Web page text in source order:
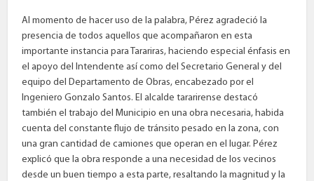
Al momento de hacer uso de la palabra, Pérez agradeció la
presencia de todos aquellos que acompañaron en esta
importante instancia para Tarariras, haciendo especial énfasis en
el apoyo del Intendente así como del Secretario General y del
equipo del Departamento de Obras, encabezado por el
Ingeniero Gonzalo Santos. El alcalde tararirense destacó
también el trabajo del Municipio en una obra necesaria, habida
cuenta del constante flujo de tránsito pesado en la zona, con
una gran cantidad de camiones que operan en el lugar. Pérez
explicó que la obra responde a una necesidad de los vecinos
desde un buen tiempo a esta parte, resaltando la magnitud y la